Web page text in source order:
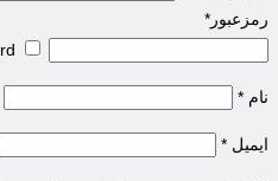
رمزعبور *
نام *
ایمیل *